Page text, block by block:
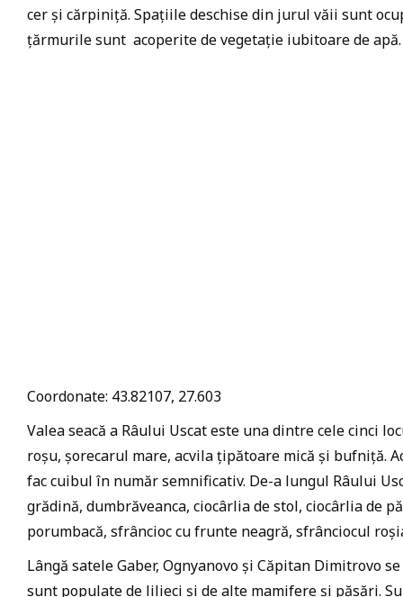
cer și cărpiniță. Spațiile deschise din jurul văii sunt
țărmurile sunt acoperite de vegetație iubitoare de apă.
Coordonate: 43.82107, 27.603
Valea seacă a Râului Uscat este una dintre cele cinci
roșu, șorecarul mare, acvila țipătoare mică și bufniță.
fac cuibul în număr semnificativ. De-a lungul Râului
grădină, dumbrăveanca, ciocârlia de stol, ciocârlia de
porumbacă, sfrâncioc cu frunte neagră, sfrânciocul
Lângă satele Gaber, Ognyanovo și Căpitan Dimitrovo
sunt populate de lilieci și de alte mamifere și păsări.